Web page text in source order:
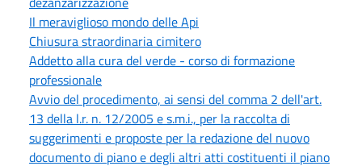
Il meraviglioso mondo delle Api
Chiusura straordinaria cimitero
Addetto alla cura del verde - corso di formazione
professionale
Avvio del procedimento, ai sensi del comma 2 dell'art.
13 della l.r. n. 12/2005 e s.m.i., per la raccolta di
suggerimenti e proposte per la redazione del nuovo
documento di piano e degli altri atti costituenti il piano